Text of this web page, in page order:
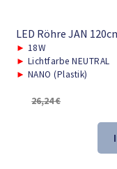
LED Röhre JAN
► 18W
► Lichtfarbe NEUTRAL
► NANO (Plastik)
26,24€